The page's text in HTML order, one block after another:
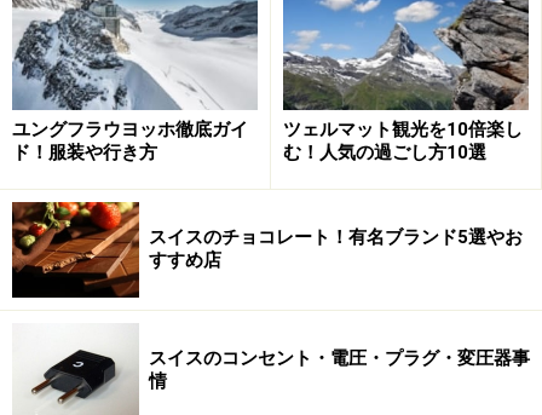
岩場に船で近づくと、滝の勢いがさらに増す 画像提供：
スイス政府観光局www.myswiss.jp
ラインの滝見物のポイントは主に2か所あります。
■ヴェールト小城
川の下流から滝を正面に見る小城のような建物が、ヴェ
ールト小城（Schlössli Wörth）。中にはレストランもあ
ります。この地点からだけでも滝の迫力ある眺めを十分
に堪能できますが、さらに船に乗って滝壺近くにある川
水しぶきを浴びるため、晴れた日でも雨合羽を用意して
いきましょう。
ユングフラウヨッホ徹底ガイ
ド！服装や行き方
ツェルマット観光を10倍楽し
む！人気の過ごし方10選
スイスのチョコレート！有名ブランド5選やお
すすめ店
スイスのコンセント・電圧・プラグ・変圧器事
情